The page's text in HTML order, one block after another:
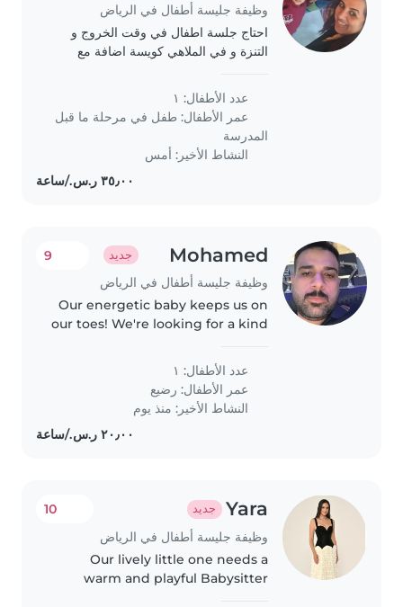
وظيفة جليسة أطفال في الرياض
احتاج جلسة اطفال في وقت الخروج و
التنزة و في الملاهي كويسة اضافة مع
عدد الأطفال: ١
عمر الأطفال: طفل في مرحلة ما قبل
المدرسة
النشاط الأخير: أمس
Mohamed جديد
وظيفة جليسة أطفال في الرياض
9
Our energetic baby keeps us on
our toes! We're looking for a kind
عدد الأطفال: ١
عمر الأطفال: رضيع
النشاط الأخير: منذ يوم
Yara جديد
وظيفة جليسة أطفال في الرياض
10
Our lively little one needs a
warm and playful Babysitter